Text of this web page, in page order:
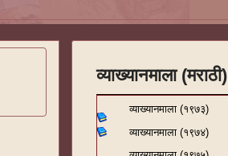
व्याख्यानमाला (मराठी)
व्याख्यानमाला (१९७३)
व्याख्यानमाला (१९७४)